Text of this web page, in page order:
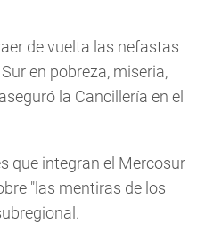
de vuelta las nefastas
en pobreza, miseria,
la Cancillería en el
que integran el Mercosur
"las mentiras de los